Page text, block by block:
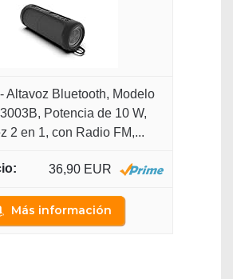
Altavoz Bluetooth, Modelo
Potencia de 10 W,
2 en 1, con Radio FM,...
36,90 EUR
Más información